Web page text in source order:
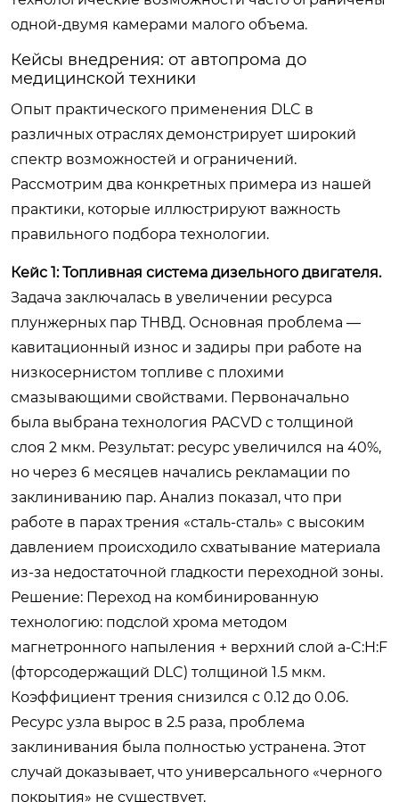
одной-двумя камерами малого объема.
Кейсы внедрения: от автопрома до
медицинской техники
Опыт практического применения DLC в
различных отраслях демонстрирует широкий
спектр возможностей и ограничений.
Рассмотрим два конкретных примера из нашей
практики, которые иллюстрируют важность
правильного подбора технологии.
Кейс 1: Топливная система дизельного двигателя.
Задача заключалась в увеличении ресурса
плунжерных пар ТНВД. Основная проблема —
кавитационный износ и задиры при работе на
низкосернистом топливе с плохими
смазывающими свойствами. Первоначально
была выбрана технология PACVD с толщиной
слоя 2 мкм. Результат: ресурс увеличился на 40%,
но через 6 месяцев начались рекламации по
заклиниванию пар. Анализ показал, что при
работе в парах трения «сталь-сталь» с высоким
давлением происходило схватывание материала
из-за недостаточной гладкости переходной зоны.
Решение: Переход на комбинированную
технологию: подслой хрома методом
магнетронного напыления + верхний слой a-C:H:F
(фторсодержащий DLC) толщиной 1.5 мкм.
Коэффициент трения снизился с 0.12 до 0.06.
Ресурс узла вырос в 2.5 раза, проблема
заклинивания была полностью устранена. Этот
случай доказывает, что универсального «черного
покрытия» не существует.